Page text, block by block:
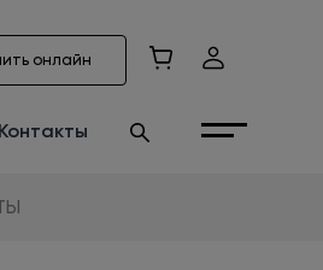
онлайн
Контакты